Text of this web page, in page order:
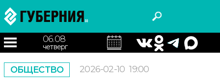
06.08
четверг
ОБЩЕСТВО 2026-02-10 19:00